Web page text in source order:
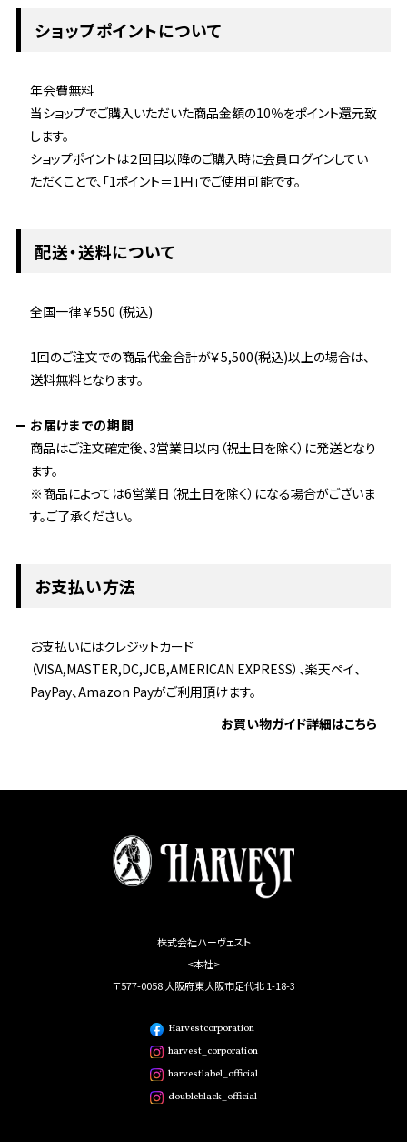
ショップポイントについて
年会費無料
当ショップでご購入いただいた商品金額の10％をポイント還元致
します。
ショップポイントは２回目以降のご購入時に会員ログインしてい
ただくことで、「1ポイント＝1円」でご使用可能です。
配送・送料について
全国一律 ￥550 (税込)
1回のご注文での商品代金合計が￥5,500(税込)以上の場合は、
送料無料となります。
お届けまでの期間
商品はご注文確定後、3営業日以内（祝土日を除く）に発送となり
ます。
※商品によっては6営業日（祝土日を除く）になる場合がございま
す。ご了承ください。
お支払い方法
お支払いにはクレジットカード
（VISA,MASTER,DC,JCB,AMERICAN EXPRESS）、楽天ペイ、
PayPay、Amazon Payがご利用頂けます。
お買い物ガイド詳細はこちら
株式会社ハーヴェスト
<本社>
〒577-0058 大阪府東大阪市足代北 1-18-3
Harvestcorporation
harvest_corporation
harvestlabel_official
doubleblack_official